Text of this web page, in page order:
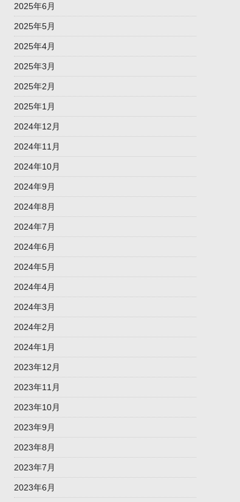
2025年6月
2025年5月
2025年4月
2025年3月
2025年2月
2025年1月
2024年12月
2024年11月
2024年10月
2024年9月
2024年8月
2024年7月
2024年6月
2024年5月
2024年4月
2024年3月
2024年2月
2024年1月
2023年12月
2023年11月
2023年10月
2023年9月
2023年8月
2023年7月
2023年6月